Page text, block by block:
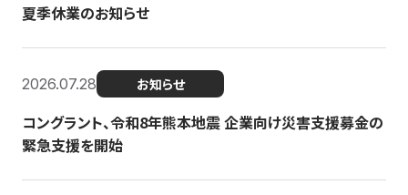
夏季休業のお知らせ
2026.07.28 お知らせ
コングラント、令和8年熊本地震 企業向け災害支援募金の
緊急支援を開始